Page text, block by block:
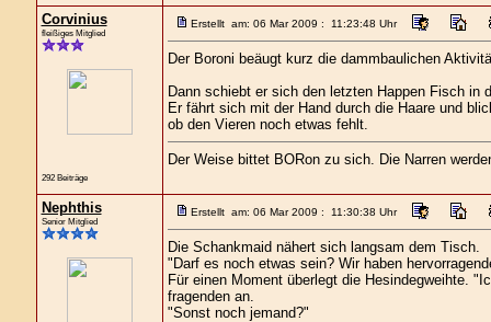
Corvinius
fleißiges Mitglied
292 Beiträge
Erstellt am: 06 Mar 2009 : 11:23:48 Uhr
Der Boroni beäugt kurz die dammbaulichen
Dann schiebt er sich den letzten Happen Fisch in
Er fährt sich mit der Hand durch die Haare und
ob den Vieren noch etwas fehlt.
Der Weise bittet BORon zu sich. Die Narren
Nephthis
Senior Mitglied
Erstellt am: 06 Mar 2009 : 11:30:38 Uhr
Die Schankmaid nähert sich langsam dem Tisch.
"Darf es noch etwas sein? Wir haben
Für einen Moment überlegt die Hesindegweihte.
fragenden an.
"Sonst noch jemand?"